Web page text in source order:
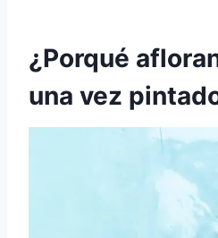
¿Porqué
una vez